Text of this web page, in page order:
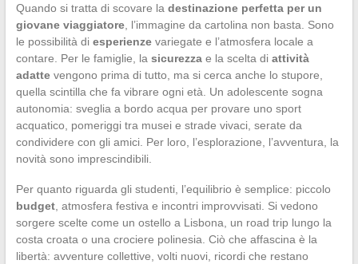
Quando si tratta di scovare la destinazione perfetta per un
giovane viaggiatore, l’immagine da cartolina non basta. Sono
le possibilità di esperienzevariegate e l’atmosfera locale a
contare. Per le famiglie, la sicurezzae la scelta di attività
adattevengono prima di tutto, ma si cerca anche lo stupore,
quella scintilla che fa vibrare ogni età. Un adolescente sogna
autonomia: sveglia a bordo acqua per provare uno sport
acquatico, pomeriggi tra musei e strade vivaci, serate da
condividere con gli amici. Per loro, l’esplorazione, l’avventura, la
novità sono imprescindibili.
Per quanto riguarda gli studenti, l’equilibrio è semplice: piccolo
budget, atmosfera festiva e incontri improvvisati. Si vedono
sorgere scelte come un ostello a Lisbona, un road trip lungo la
costa croata o una crociere polinesia. Ciò che affascina è la
libertà: avventure collettive, volti nuovi, ricordi che restano